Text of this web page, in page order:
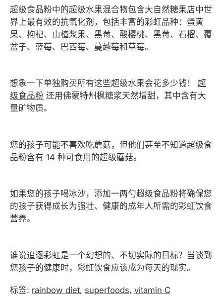
超级食品粉中的超级水果混合物包含大自然糖果店中世
界上最有效的抗氧化剂，包括丰富的彩虹品种：蛋黄
果、枸杞、山楂浆果、黑莓、酸樱桃、黑莓、石榴、覆
盆子、蓝莓、巴西莓、蔓越莓和草莓。
想象一下单独购买所有这些超级水果会花多少钱！ 超
级食品粉 还用佛蒙特州枫糖浆天然增甜，其中含有大
量矿物质。
您的孩子可能不喜欢吃蘑菇，但他们甚至不知道超级食
品粉含有 14 种可食用的超级蘑菇。
如果您的孩子喝冰沙，添加一两勺超级食品粉将确保您
的孩子获得成长为强壮、健康的成年人所需的彩虹饮食
营养。
谁说追逐彩虹是一个幻想的、不切实际的目标？当谈到
您孩子的健康时，彩虹饮食应该成为每天的现实。
标签: rainbow diet, superfoods, vitamin C